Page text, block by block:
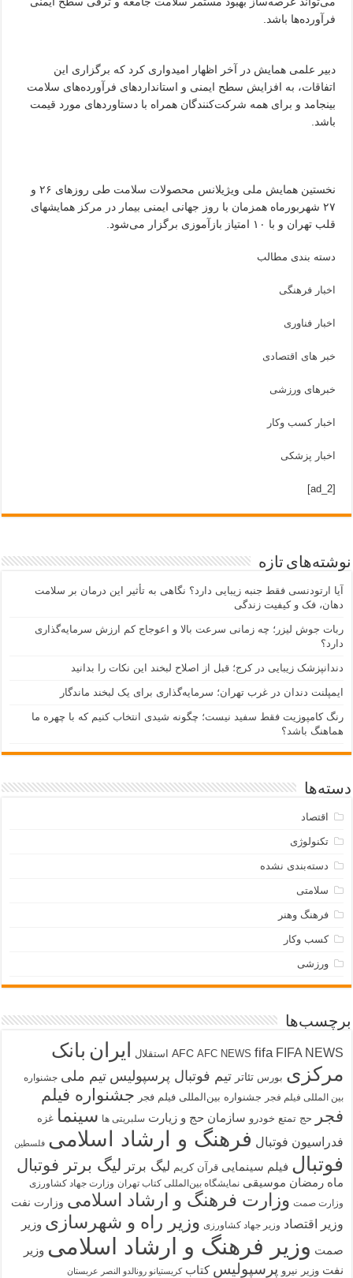
فرآورده‌ها باشد.
دبیر علمی همایش در آخر اظهار امیدواری کرد که برگزاری این
اتفاقات، به افزایش سطح ایمنی و استانداردهای فرآورده‌های سلامت
بینجامد و برای همه شرکت‌کنندگان همراه با دستاوردهای مورد قیمت
باشد.
نخستین همایش ملی ویژیلانس محصولات سلامت طی روزهای ۲۶ و
۲۷ شهربورماه همزمان با روز جهانی ایمنی بیمار در مرکز همایشهای
قلب تهران و با ۱۰ امتیاز بازآموزی برگزار می‌شود.
دسته بندی مطالب
اخبار فرهنگی
اخبار فناوری
خبر های اقتصادی
خبرهای ورزشی
اخبار کسب وکار
اخبار پزشکی
[ad_2]
نوشته‌های تازه
آیا ارتودنسی فقط جنبه زیبایی دارد؟ نگاهی به تأثیر این درمان بر سلامت
دهان، فک و کیفیت زندگی
ربات جوش لیزر؛ چه زمانی سرعت بالا و اعوجاج کم ارزش سرمایه‌گذاری
دارد؟
دندانپزشک زیبایی در کرج؛ قبل از اصلاح لبخند این نکات را بدانید
ایمپلنت دندان در غرب تهران؛ سرمایه‌گذاری برای یک لبخند ماندگار
رنگ کامپوزیت فقط سفید نیست؛ چگونه شیدی انتخاب کنیم که با چهره ما
هماهنگ باشد؟
دسته‌ها
اقتصاد
تکنولوژی
دسته‌بندی نشده
سلامتی
فرهنگ وهنر
کسب وکار
ورزشی
برچسب‌ها
AFC AFC NEWS fifa FIFA NEWS استقلال ایران بانک
مرکزی بورس تئاتر تیم فوتبال پرسپولیس تیم ملی جشنواره
بین المللی فیلم فجر جشنواره بین‌المللی فیلم فجر جشنواره فیلم
فجر
حج تمتع خودرو سازمان حج و زیارت سلبریتی ها سینما غزه
فدراسیون فوتبال فرهنگ و ارشاد اسلامی فلسطین
فوتبال فیلم سینمایی قرآن کریم لیگ برتر لیگ برتر فوتبال
ماه رمضان موسیقی نمایشگاه بین‌المللی کتاب تهران وزارت جهاد کشاورزی
وزارت صمت وزارت فرهنگ و ارشاد اسلامی وزارت نفت
وزیر اقتصاد وزیر جهاد کشاورزی وزیر راه و شهرسازی وزیر
صمت وزیر فرهنگ و ارشاد اسلامی وزیر
نفت وزیر نیرو پرسپولیس کتاب کریستیانو رونالدو النصر عربستان